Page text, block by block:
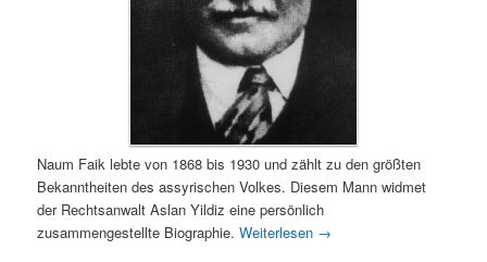
Naum Faik lebte von 1868 bis 1930 und zählt zu den größten
Bekanntheiten des assyrischen Volkes. Diesem Mann widmet
der Rechtsanwalt Aslan Yildiz eine persönlich
zusammengestellte Biographie.Weiterlesen →